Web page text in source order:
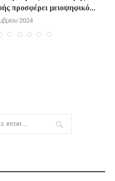
προσφέρει μειοψηφικό...
2024